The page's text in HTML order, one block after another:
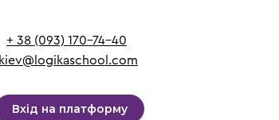
+ 38 (093) 170-74-40
kiev@logikaschool.com
Вхід на платформу